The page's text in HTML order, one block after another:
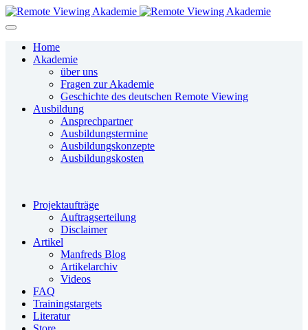
Home
Akademie
über uns
Fragen zur Akademie
Geschichte des deutschen Remote Viewing
Ausbildung
Ansprechpartner
Ausbildungstermine
Ausbildungskonzepte
Ausbildungskosten
Projektaufträge
Auftragserteilung
Disclaimer
Artikel
Manfreds Blog
Artikelarchiv
Videos
FAQ
Trainingstargets
Literatur